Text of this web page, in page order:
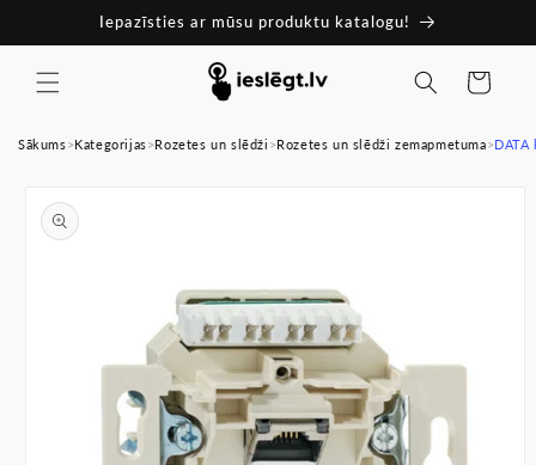
saturu
Iepazīsties ar mūsu produktu katalogu!
Ratiņi
Sākums>Kategorijas>Rozetes un slēdži >Rozetes un slēdži zemapmetuma>DATA
produkta
informāciju